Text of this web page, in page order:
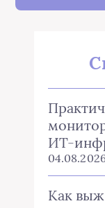
ИТ-
Как